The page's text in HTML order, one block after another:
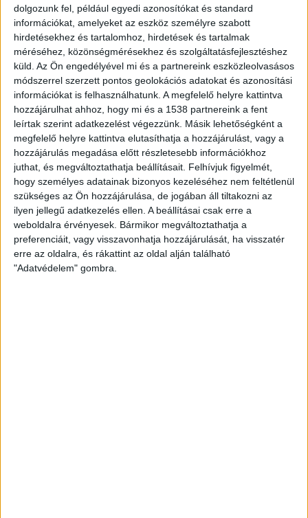
dolgozunk fel, például egyedi azonosítókat és standard
információkat, amelyeket az eszköz személyre szabott
hirdetésekhez és tartalomhoz, hirdetések és tartalmak
méréséhez, közönségmérésekhez és szolgáltatásfejlesztéshez
küld. Az Ön engedélyével mi és a partnereink eszközleolvasásos
módszerrel szerzett pontos geolokációs adatokat és azonosítási
információkat is felhasználhatunk. A megfelelő helyre kattintva
hozzájárulhat ahhoz, hogy mi és a 1538 partnereink a fent
leírtak szerint adatkezelést végezzünk. Másik lehetőségként a
megfelelő helyre kattintva elutasíthatja a hozzájárulást, vagy a
hozzájárulás megadása előtt részletesebb információkhoz
juthat, és megváltoztathatja beállításait. Felhívjuk figyelmét,
hogy személyes adatainak bizonyos kezeléséhez nem feltétlenül
szükséges az Ön hozzájárulása, de jogában áll tiltakozni az
ilyen jellegű adatkezelés ellen. A beállításai csak erre a
weboldalra érvényesek. Bármikor megváltoztathatja a
preferenciáit, vagy visszavonhatja hozzájárulását, ha visszatér
erre az oldalra, és rákattint az oldal alján található
"Adatvédelem" gombra.
Kilencmillió alatt indul a legolcsóbb elektromos
Volkswagen
Hoppon maradtak a villanyautós támogatási
program utolsó pályázói